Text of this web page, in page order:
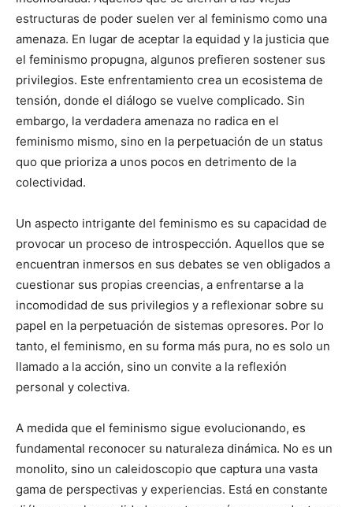
estructuras de poder suelen ver al feminismo como una
amenaza. En lugar de aceptar la equidad y la justicia que
el feminismo propugna, algunos prefieren sostener sus
privilegios. Este enfrentamiento crea un ecosistema de
tensión, donde el diálogo se vuelve complicado. Sin
embargo, la verdadera amenaza no radica en el
feminismo mismo, sino en la perpetuación de un status
quo que prioriza a unos pocos en detrimento de la
colectividad.
Un aspecto intrigante del feminismo es su capacidad de
provocar un proceso de introspección. Aquellos que se
encuentran inmersos en sus debates se ven obligados a
cuestionar sus propias creencias, a enfrentarse a la
incomodidad de sus privilegios y a reflexionar sobre su
papel en la perpetuación de sistemas opresores. Por lo
tanto, el feminismo, en su forma más pura, no es solo un
llamado a la acción, sino un convite a la reflexión
personal y colectiva.
A medida que el feminismo sigue evolucionando, es
fundamental reconocer su naturaleza dinámica. No es un
monolito, sino un caleidoscopio que captura una vasta
gama de perspectivas y experiencias. Está en constante